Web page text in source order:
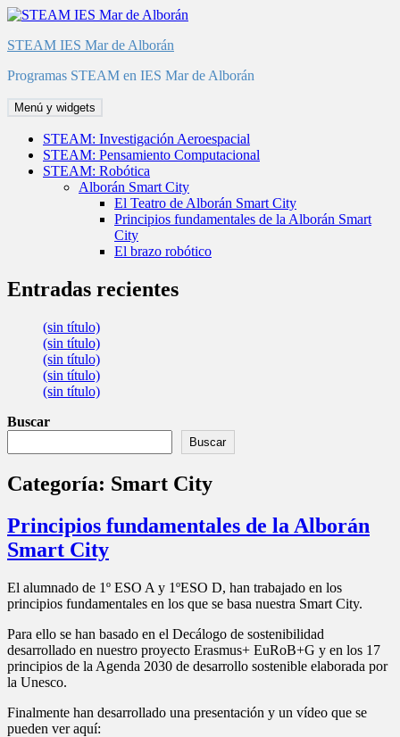
Saltar
contenido
STEAM IES Mar de Alborán
Programas STEAM en IES Mar de Alborán
Menú y widgets
STEAM: Investigación Aeroespacial
STEAM: Pensamiento Computacional
STEAM: Robótica
Alborán Smart City
El Teatro de Alborán Smart City
Principios fundamentales de la Alborán Smart
City
El brazo robótico
Entradas recientes
(sin título)
(sin título)
(sin título)
(sin título)
(sin título)
Buscar
Buscar
Categoría: Smart City
Principios fundamentales de la Alborán
Smart City
El alumnado de 1º ESO A y 1ºESO D, han trabajado en los
principios fundamentales en los que se basa nuestra Smart City.
Para ello se han basado en el Decálogo de sostenibilidad
desarrollado en nuestro proyecto Erasmus+ EuRoB+G y en los 17
principios de la Agenda 2030 de desarrollo sostenible elaborada por
la Unesco.
Finalmente han desarrollado una presentación y un vídeo que se
pueden ver aquí: